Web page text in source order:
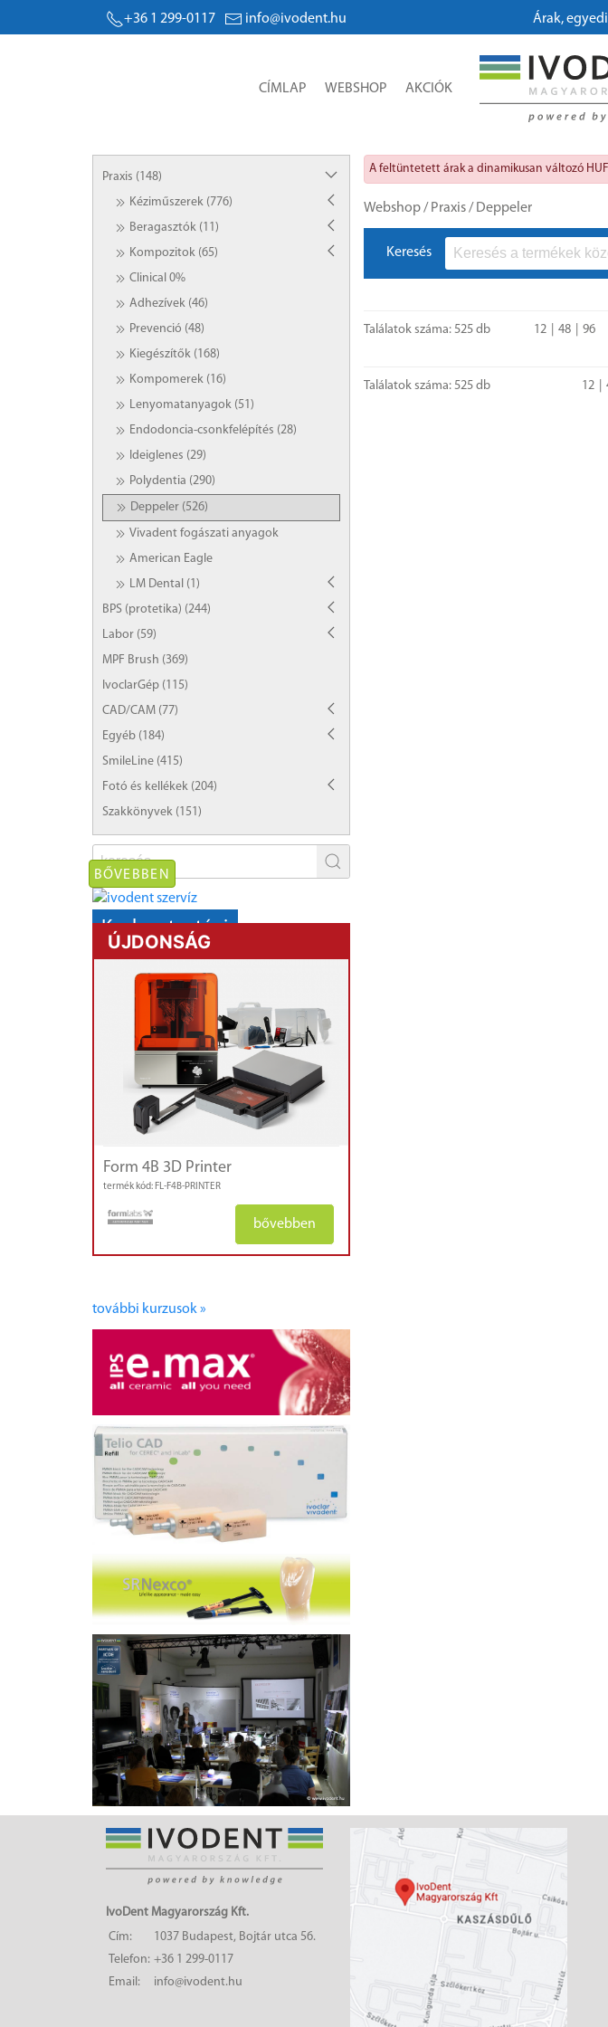
+36 1 299-0117 info@ivodent.hu Árak, egyedi kedvezmények
CÍMLAP WEBSHOP AKCIÓK
Praxis (148)
Kéziműszerek (776)
Beragasztók (11)
Kompozitok (65)
Clinical 0%
Adhezívek (46)
Prevenció (48)
Kiegészítők (168)
Kompomerek (16)
Lenyomatanyagok (51)
Endodoncia-csonkfelépítés (28)
Ideiglenes (29)
Polydentia (290)
Deppeler (526)
Vivadent fogászati anyagok
American Eagle
LM Dental (1)
BPS (protetika) (244)
Labor (59)
MPF Brush (369)
IvoclarGép (115)
CAD/CAM (77)
Egyéb (184)
SmileLine (415)
Fotó és kellékek (204)
Szakkönyvek (151)
Karbantartási
AKCIÓ!
mikromotorok
BŐVEBBEN
ÚJDONSÁG
Form 4B 3D Printer
termék kód: FL-F4B-PRINTER
bővebben
további kurzusok »
A feltüntetett árak a dinamikusan változó
Webshop/ Praxis/ Deppeler
Keresés
Találatok száma: 525 db 12 48 96
Találatok száma: 525 db 12
IvoDent Magyarország Kft.
Cím:
1037 Budapest, Bojtár utca 56.
Telefon: +36 1 299-0117
Email:
info@ivodent.hu